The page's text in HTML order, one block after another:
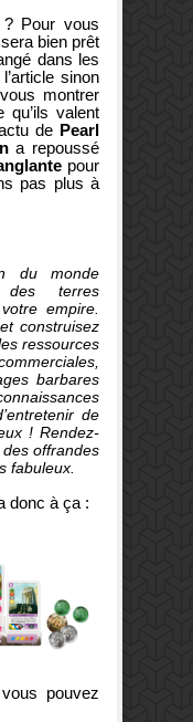
Pour vous
bien prêt
dans les
sinon
montrer
qu’ils valent
de Pearl
a repoussé
pour
pas plus à
du monde
des terres
empire.
construisez
ressources
barbares
de
! Rendez-
offrandes
fabuleux.
donc à ça :
pouvez